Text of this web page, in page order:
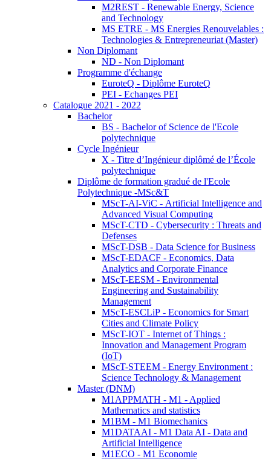
M2REST - Renewable Energy, Science
and Technology
MS ETRE - MS Energies Renouvelables :
Technologies & Entrepreneuriat (Master)
Non Diplomant
ND - Non Diplomant
Programme d'échange
EuroteQ - Diplôme EuroteQ
PEI - Echanges PEI
Catalogue 2021 - 2022
Bachelor
BS - Bachelor of Science de l'Ecole
polytechnique
Cycle Ingénieur
X - Titre d’Ingénieur diplômé de l’École
polytechnique
Diplôme de formation gradué de l'Ecole
Polytechnique -MSc&T
MScT-AI-ViC - Artificial Intelligence and
Advanced Visual Computing
MScT-CTD - Cybersecurity : Threats and
Defenses
MScT-DSB - Data Science for Business
MScT-EDACF - Economics, Data
Analytics and Corporate Finance
MScT-EESM - Environmental
Engineering and Sustainability
Management
MScT-ESCLiP - Economics for Smart
Cities and Climate Policy
MScT-IOT - Internet of Things :
Innovation and Management Program
(IoT)
MScT-STEEM - Energy Environment :
Science Technology & Management
Master (DNM)
M1APPMATH - M1 - Applied
Mathematics and statistics
M1BM - M1 Biomechanics
M1DATAAI - M1 Data AI - Data and
Artificial Intelligence
M1ECO - M1 Economie